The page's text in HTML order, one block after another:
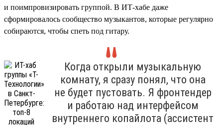
и поимпровизировать группой. В ИТ-хабе даже
сформировалось сообщество музыкантов, которые регулярно
собираются, чтобы спеть под гитару.
Когда открыли музыкальную
комнату, я сразу понял, что она
не будет пустовать. Я фронтендер
и работаю над интерфейсом
внутреннего копайлота (ассистент